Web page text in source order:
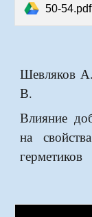
50-54.pdf
Шевляков
В.
Влияние
на
герметиков